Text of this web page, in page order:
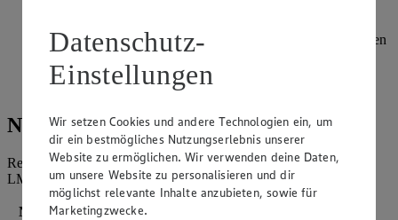
Das Chutney mit Salz abschmecken und weitere 1-2 Minuten
köcheln lassen. In sterilisierte Gläser abfüllen, fest
verschließen und auf dem Deckel stehend abkühlen lassen.
An einem dunklen, kühlen Ort lagern.
Nährwerte
Referenzmenge für einen durchschnittlichen Erwachsenen laut
LMIV (8.400 kJ/2.000 kcal).
Nährwerte
pro Portion
Datenschutz-
Einstellungen
Wir setzen Cookies und andere Technologien ein, um
dir ein bestmögliches Nutzungserlebnis unserer
Website zu ermöglichen. Wir verwenden deine Daten,
um unsere Website zu personalisieren und dir
möglichst relevante Inhalte anzubieten, sowie für
Marketingzwecke.